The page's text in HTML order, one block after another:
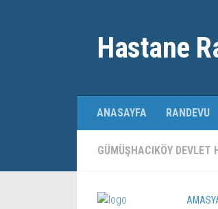
Hastane
ANASAYFA RANDEVU
GÜMÜŞHACIKÖY